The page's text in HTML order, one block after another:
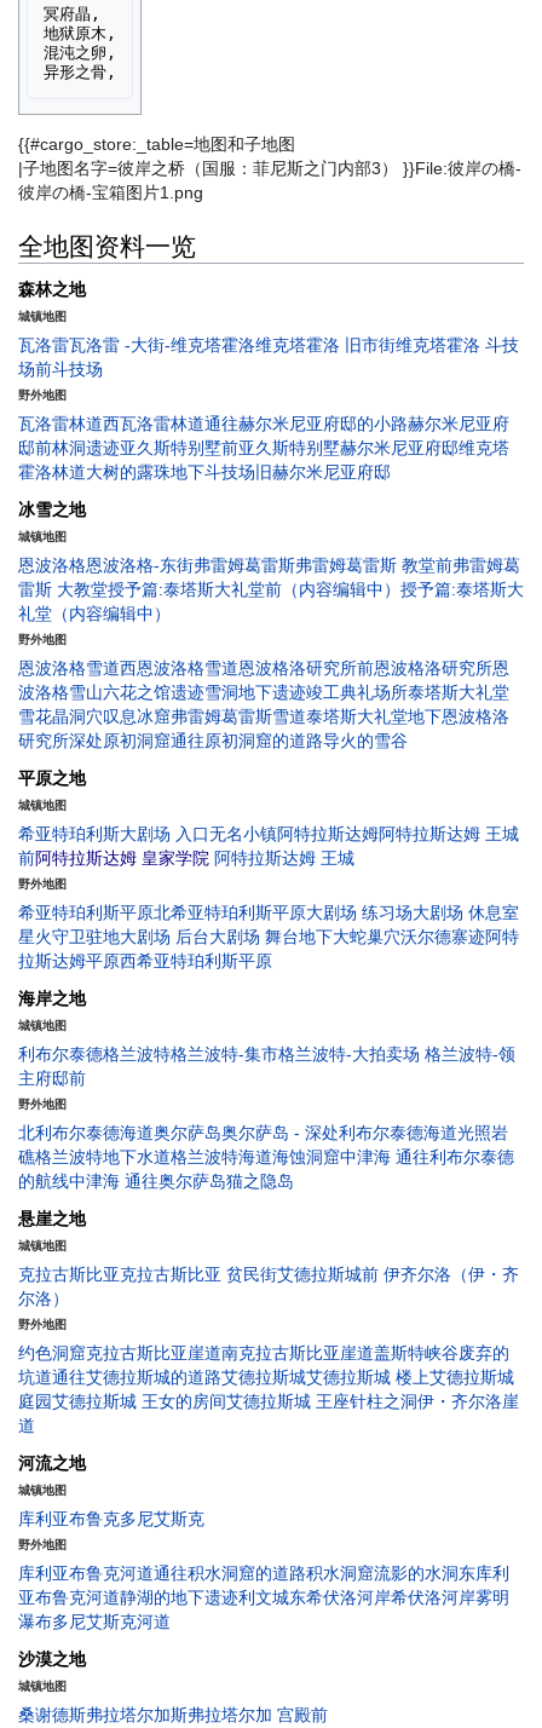
冥府晶,
地狱原木,
混沌之卵,
{{#cargo_store:_table=地图和子地图
|子地图名字=彼岸之桥（国服：菲尼斯之门内部3） }}File:彼岸の橋-
彼岸の橋-宝箱图片1.png
全地图资料一览
森林之地
城镇地图
瓦洛雷瓦洛雷 -大街-维克塔霍洛维克塔霍洛 旧市街维克塔霍洛 斗技
场前斗技场
野外地图
瓦洛雷林道西瓦洛雷林道通往赫尔米尼亚府邸的小路赫尔米尼亚府
邸前林洞遗迹亚久斯特别墅前亚久斯特别墅赫尔米尼亚府邸维克塔
霍洛林道大树的露珠地下斗技场 旧赫尔米尼亚府邸
冰雪之地
城镇地图
恩波洛格恩波洛格-东街弗雷姆葛雷斯弗雷姆葛雷斯 教堂前弗雷姆葛
雷斯 大教堂授予篇:泰塔斯大礼堂前（内容编辑中） 授予篇:泰塔斯大
礼堂（内容编辑中）
野外地图
恩波洛格雪道西恩波洛格雪道恩波格洛研究所前恩波格洛研究所恩
波洛格雪山六花之馆遗迹雪洞地下遗迹竣工典礼场所泰塔斯大礼堂
雪花晶洞穴叹息冰窟弗雷姆葛雷斯雪道泰塔斯大礼堂地下恩波格洛
研究所深处原初洞窟通往原初洞窟的道路导火的雪谷
平原之地
城镇地图
希亚特珀利斯大剧场 入口无名小镇阿特拉斯达姆阿特拉斯达姆 王城
前阿特拉斯达姆 皇家学院 阿特拉斯达姆 王城
野外地图
希亚特珀利斯平原北希亚特珀利斯平原大剧场 练习场大剧场 休息室
星火守卫驻地大剧场 后台大剧场 舞台地下大蛇巢穴沃尔德寨迹阿特
拉斯达姆平原西希亚特珀利斯平原
海岸之地
城镇地图
利布尔泰德格兰波特格兰波特-集市格兰波特-大拍卖场 格兰波特-领
主府邸前
野外地图
北利布尔泰德海道奥尔萨岛奥尔萨岛 - 深处利布尔泰德海道光照岩
礁格兰波特地下水道格兰波特海道海蚀洞窟中津海 通往利布尔泰德
的航线中津海 通往奥尔萨岛猫之隐岛
悬崖之地
城镇地图
克拉古斯比亚克拉古斯比亚 贫民街艾德拉斯城前 伊齐尔洛（伊・齐
尔洛）
野外地图
约色洞窟克拉古斯比亚崖道南克拉古斯比亚崖道盖斯特峡谷废弃的
坑道通往艾德拉斯城的道路艾德拉斯城艾德拉斯城 楼上艾德拉斯城
庭园艾德拉斯城 王女的房间艾德拉斯城 王座针柱之洞伊・齐尔洛崖
道
河流之地
城镇地图
库利亚布鲁克多尼艾斯克
野外地图
库利亚布鲁克河道通往积水洞窟的道路积水洞窟流影的水洞东库利
亚布鲁克河道静湖的地下遗迹利文城东希伏洛河岸希伏洛河岸雾明
瀑布多尼艾斯克河道
沙漠之地
城镇地图
桑谢德斯弗拉塔尔加斯弗拉塔尔加 宫殿前